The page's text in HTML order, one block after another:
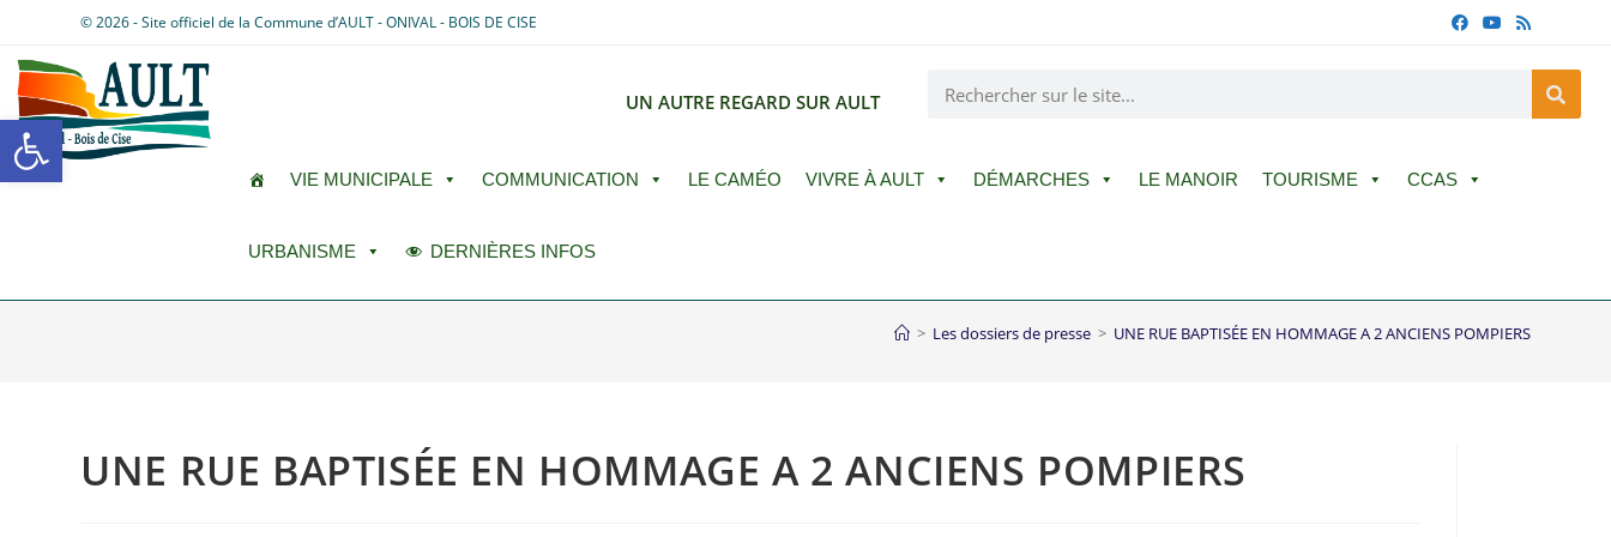
Ouvrir la barre d’outils
© 2026 - Site officiel de la Commune d’AULT - ONIVAL - BOIS DE CISE
UN AUTRE REGARD SUR AULT
VIE MUNICIPALE COMMUNICATION LE CAMÉO VIVRE À AULT DÉMARCHES LE MANOIR TOURISME CCAS
URBANISME DERNIÈRES INFOS
> Les dossiers de presse > UNE RUE BAPTISÉE EN HOMMAGE A 2 ANCIENS POMPIERS
UNE RUE BAPTISÉE EN HOMMAGE A 2 ANCIENS POMPIERS